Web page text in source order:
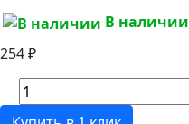
В наличии
254 ₽